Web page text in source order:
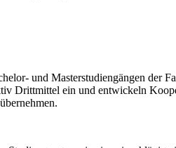
und Masterstudiengängen der
Drittmittel ein und entwickeln